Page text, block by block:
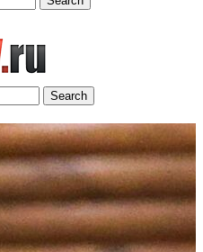
Search